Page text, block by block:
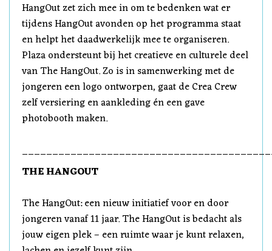
HangOut zet zich mee in om te bedenken wat er
tijdens HangOut avonden op het programma staat
en helpt het daadwerkelijk mee te organiseren.
Plaza ondersteunt bij het creatieve en culturele deel
van The HangOut. Zo is in samenwerking met de
jongeren een logo ontworpen, gaat de Crea Crew
zelf versiering en aankleding én een gave
photobooth maken.
THE HANGOUT
The HangOut: een nieuw initiatief voor en door
jongeren vanaf 11 jaar. The HangOut is bedacht als
jouw eigen plek – een ruimte waar je kunt relaxen,